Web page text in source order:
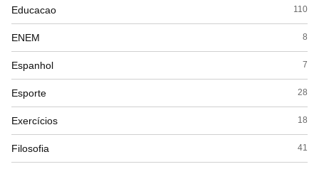
Educacao 110
ENEM 8
Espanhol 7
Esporte 28
Exercícios 18
Filosofia 41